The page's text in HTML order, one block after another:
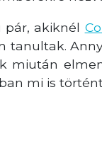
pár, akiknél
tanultak.
miután
mi is